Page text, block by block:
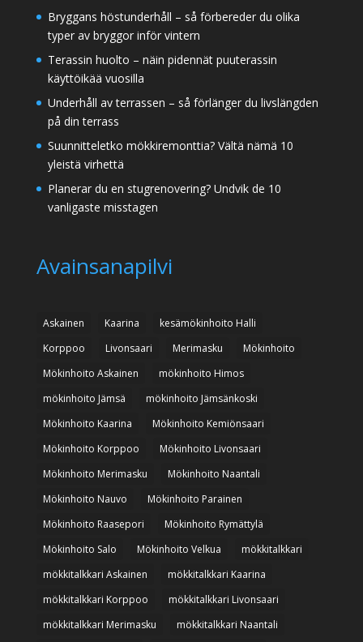
Bryggans höstunderhåll – så förbereder du olika
typer av bryggor inför vintern
Terassin huolto – näin pidennät puuterassin
käyttöikää vuosilla
Underhåll av terrassen – så förlänger du livslängden
på din terrass
Suunnitteletko mökkiremonttia? Vältä nämä 10
yleistä virhettä
Planerar du en stugrenovering? Undvik de 10
vanligaste misstagen
Avainsanapilvi
Askainen Kaarina
kesämökinhoito Halli
Korppoo
Livonsaari Merimasku
Mökinhoito
Mökinhoito Askainen
mökinhoito Himos
mökinhoito Jämsä
mökinhoito Jämsänkoski
Mökinhoito Kaarina
Mökinhoito Kemiönsaari
Mökinhoito Korppoo
Mökinhoito Livonsaari
Mökinhoito Merimasku
Mökinhoito Naantali
Mökinhoito Nauvo
Mökinhoito Parainen
Mökinhoito Raasepori
Mökinhoito Rymättylä
Mökinhoito Salo
Mökinhoito Velkua
mökkitalkkari
mökkitalkkari Askainen
mökkitalkkari Kaarina
mökkitalkkari Korppoo
mökkitalkkari Livonsaari
mökkitalkkari Merimasku
mökkitalkkari Naantali